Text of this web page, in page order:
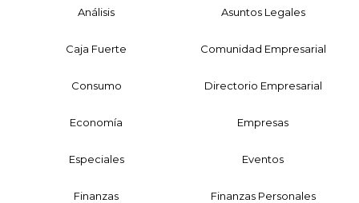
Análisis Asuntos Legales
Caja Fuerte Comunidad Empresarial
Consumo Directorio Empresarial
Economía Empresas
Especiales Eventos
Finanzas Finanzas Personales